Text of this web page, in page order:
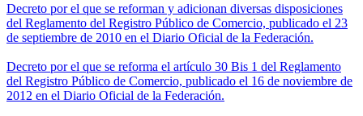
Decreto por el que se reforman y adicionan diversas disposiciones
del Reglamento del Registro Público de Comercio, publicado el 23
de septiembre de 2010 en el Diario Oficial de la Federación.
Decreto por el que se reforma el artículo 30 Bis 1 del Reglamento
del Registro Público de Comercio, publicado el 16 de noviembre de
2012 en el Diario Oficial de la Federación.